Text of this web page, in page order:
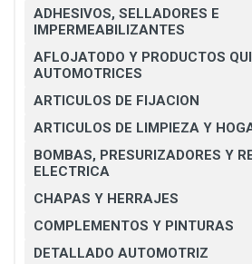
ADHESIVOS, SELLADORES E
IMPERMEABILIZANTES
AFLOJATODO Y PRODUCTOS
AUTOMOTRICES
ARTICULOS DE FIJACION
ARTICULOS DE LIMPIEZA Y
BOMBAS, PRESURIZADORES Y
ELECTRICA
CHAPAS Y HERRAJES
COMPLEMENTOS Y PINTURAS
DETALLADO AUTOMOTRIZ